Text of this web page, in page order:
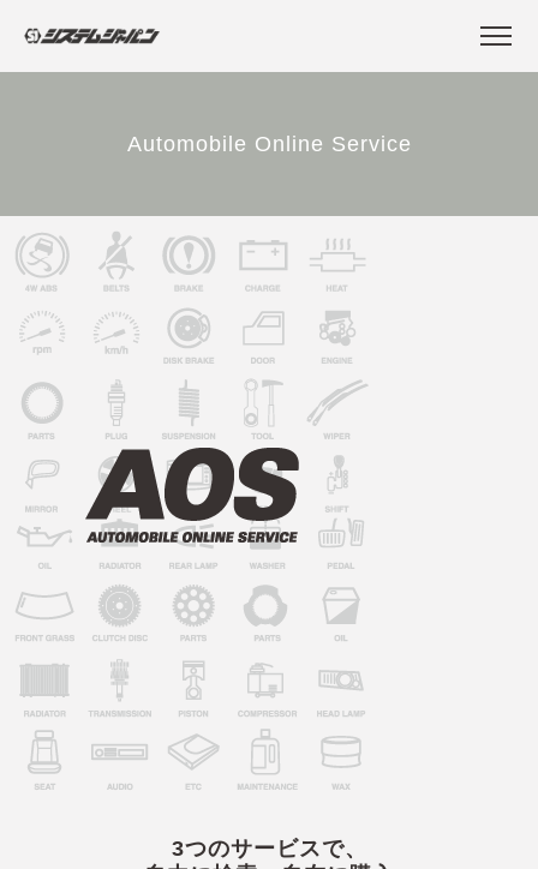
Automobile Online Service
3つのサービスで、